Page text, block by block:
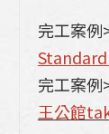
完工案例
完工案例
王公館